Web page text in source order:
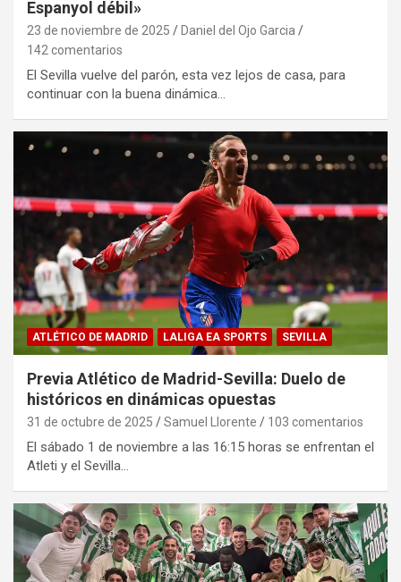
Espanyol débil»
23 de noviembre de 2025
Daniel del Ojo Garcia
142 comentarios
El Sevilla vuelve del parón, esta vez lejos de casa, para
continuar con la buena dinámica…
ATLÉTICO DE MADRID LALIGA EA SPORTS SEVILLA
Previa Atlético de Madrid-Sevilla: Duelo de
históricos en dinámicas opuestas
31 de octubre de 2025 Samuel Llorente 103 comentarios
El sábado 1 de noviembre a las 16:15 horas se enfrentan el
Atleti y el Sevilla…